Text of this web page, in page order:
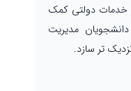
خدمات دولتی کمک
مدیریت
تر سازد.